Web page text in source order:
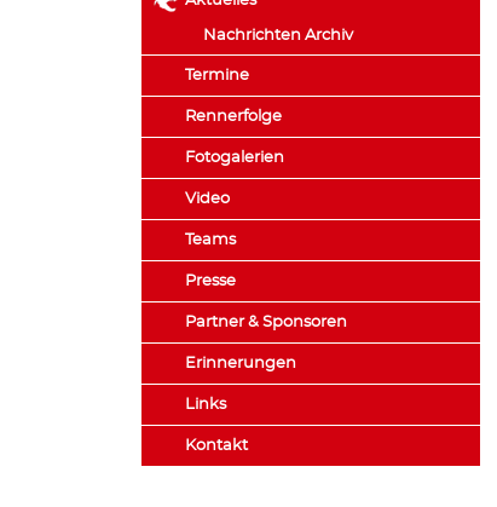
Nachrichten Archiv
Termine
Rennerfolge
Fotogalerien
Video
Teams
Presse
Partner & Sponsoren
Erinnerungen
Links
Kontakt